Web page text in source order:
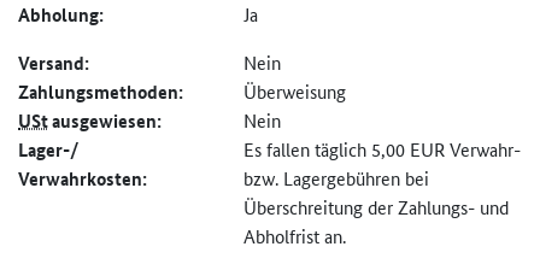
Abholung: Ja
Versand: Nein
Zahlungs­methoden: Überweisung
UStausgewiesen: Nein
Lager-/
Verwahrkosten:
Es fallen täglich 5,00 EUR Verwahr-
bzw. Lagergebühren bei
Überschreitung der Zahlungs- und
Abholfrist an.